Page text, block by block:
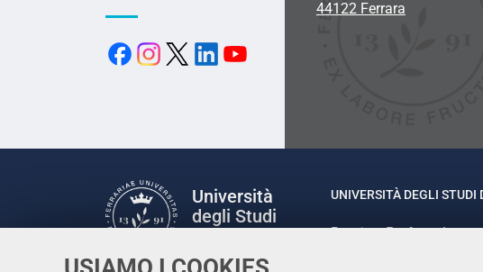
44122 Ferrara
Università
degli Studi
UNIVERSITÀ DEGLI STUDI
Rettrice: Prof.ssa